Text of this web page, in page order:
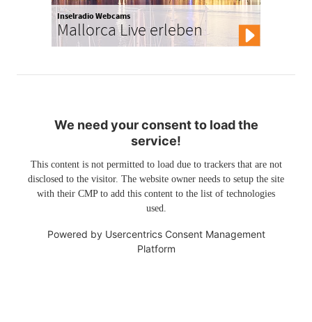
Inselradio Webcams
Mallorca Live erleben
We need your consent to load the
service!
This content is not permitted to load due to trackers that are not
disclosed to the visitor. The website owner needs to setup the site
with their CMP to add this content to the list of technologies
used.
Powered by Usercentrics Consent Management
Platform